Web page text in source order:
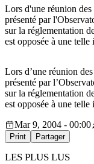
Lors d'une réunion
présenté par
sur la réglementation
est opposée à une telle
Lors d’une réunion
présenté par
sur la réglementation
est opposée à une telle
Mar 9, 2004 - 00:00
Print Partager
LES PLUS LUS